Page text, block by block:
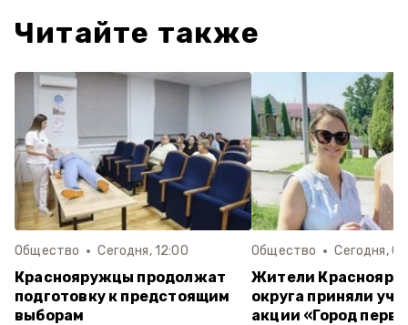
Читайте также
Общество Сегодня, 12:00
Краснояружцы продолжат
подготовку к предстоящим
выборам
Общество Сегодня,
Жители
округа приняли
акции «Город